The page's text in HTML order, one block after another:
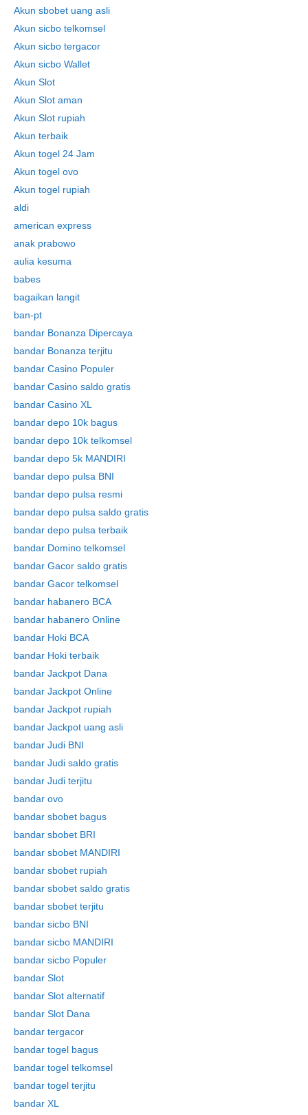
Akun sbobet uang asli
Akun sicbo telkomsel
Akun sicbo tergacor
Akun sicbo Wallet
Akun Slot
Akun Slot aman
Akun Slot rupiah
Akun terbaik
Akun togel 24 Jam
Akun togel ovo
Akun togel rupiah
aldi
american express
anak prabowo
aulia kesuma
babes
bagaikan langit
ban-pt
bandar Bonanza Dipercaya
bandar Bonanza terjitu
bandar Casino Populer
bandar Casino saldo gratis
bandar Casino XL
bandar depo 10k bagus
bandar depo 10k telkomsel
bandar depo 5k MANDIRI
bandar depo pulsa BNI
bandar depo pulsa resmi
bandar depo pulsa saldo gratis
bandar depo pulsa terbaik
bandar Domino telkomsel
bandar Gacor saldo gratis
bandar Gacor telkomsel
bandar habanero BCA
bandar habanero Online
bandar Hoki BCA
bandar Hoki terbaik
bandar Jackpot Dana
bandar Jackpot Online
bandar Jackpot rupiah
bandar Jackpot uang asli
bandar Judi BNI
bandar Judi saldo gratis
bandar Judi terjitu
bandar ovo
bandar sbobet bagus
bandar sbobet BRI
bandar sbobet MANDIRI
bandar sbobet rupiah
bandar sbobet saldo gratis
bandar sbobet terjitu
bandar sicbo BNI
bandar sicbo MANDIRI
bandar sicbo Populer
bandar Slot
bandar Slot alternatif
bandar Slot Dana
bandar tergacor
bandar togel bagus
bandar togel telkomsel
bandar togel terjitu
bandar XL